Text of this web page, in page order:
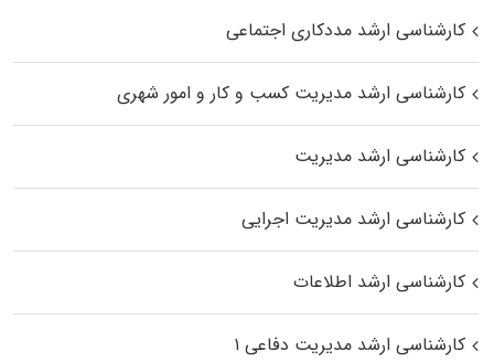
کارشناسی ارشد مددکاری اجتماعی
کارشناسی ارشد مدیریت کسب و کار و امور شهری
کارشناسی ارشد مدیریت
کارشناسی ارشد مدیریت اجرایی
کارشناسی ارشد اطلاعات
کارشناسی ارشد مدیریت دفاعی ۱